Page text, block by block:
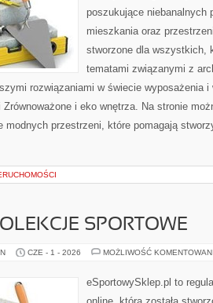
poszukujące niebanalnych
mieszkania oraz
stworzone dla wszystkich,
tematami związanymi z
rozwiązaniami w świecie wyposażenia
i eko wnętrza. Na stronie
modnych przestrzeni, które pomagają
SPORTOWE
CZE - 1 - 2026 MOŻLIWOŚĆ
eSportowySklep.pl to